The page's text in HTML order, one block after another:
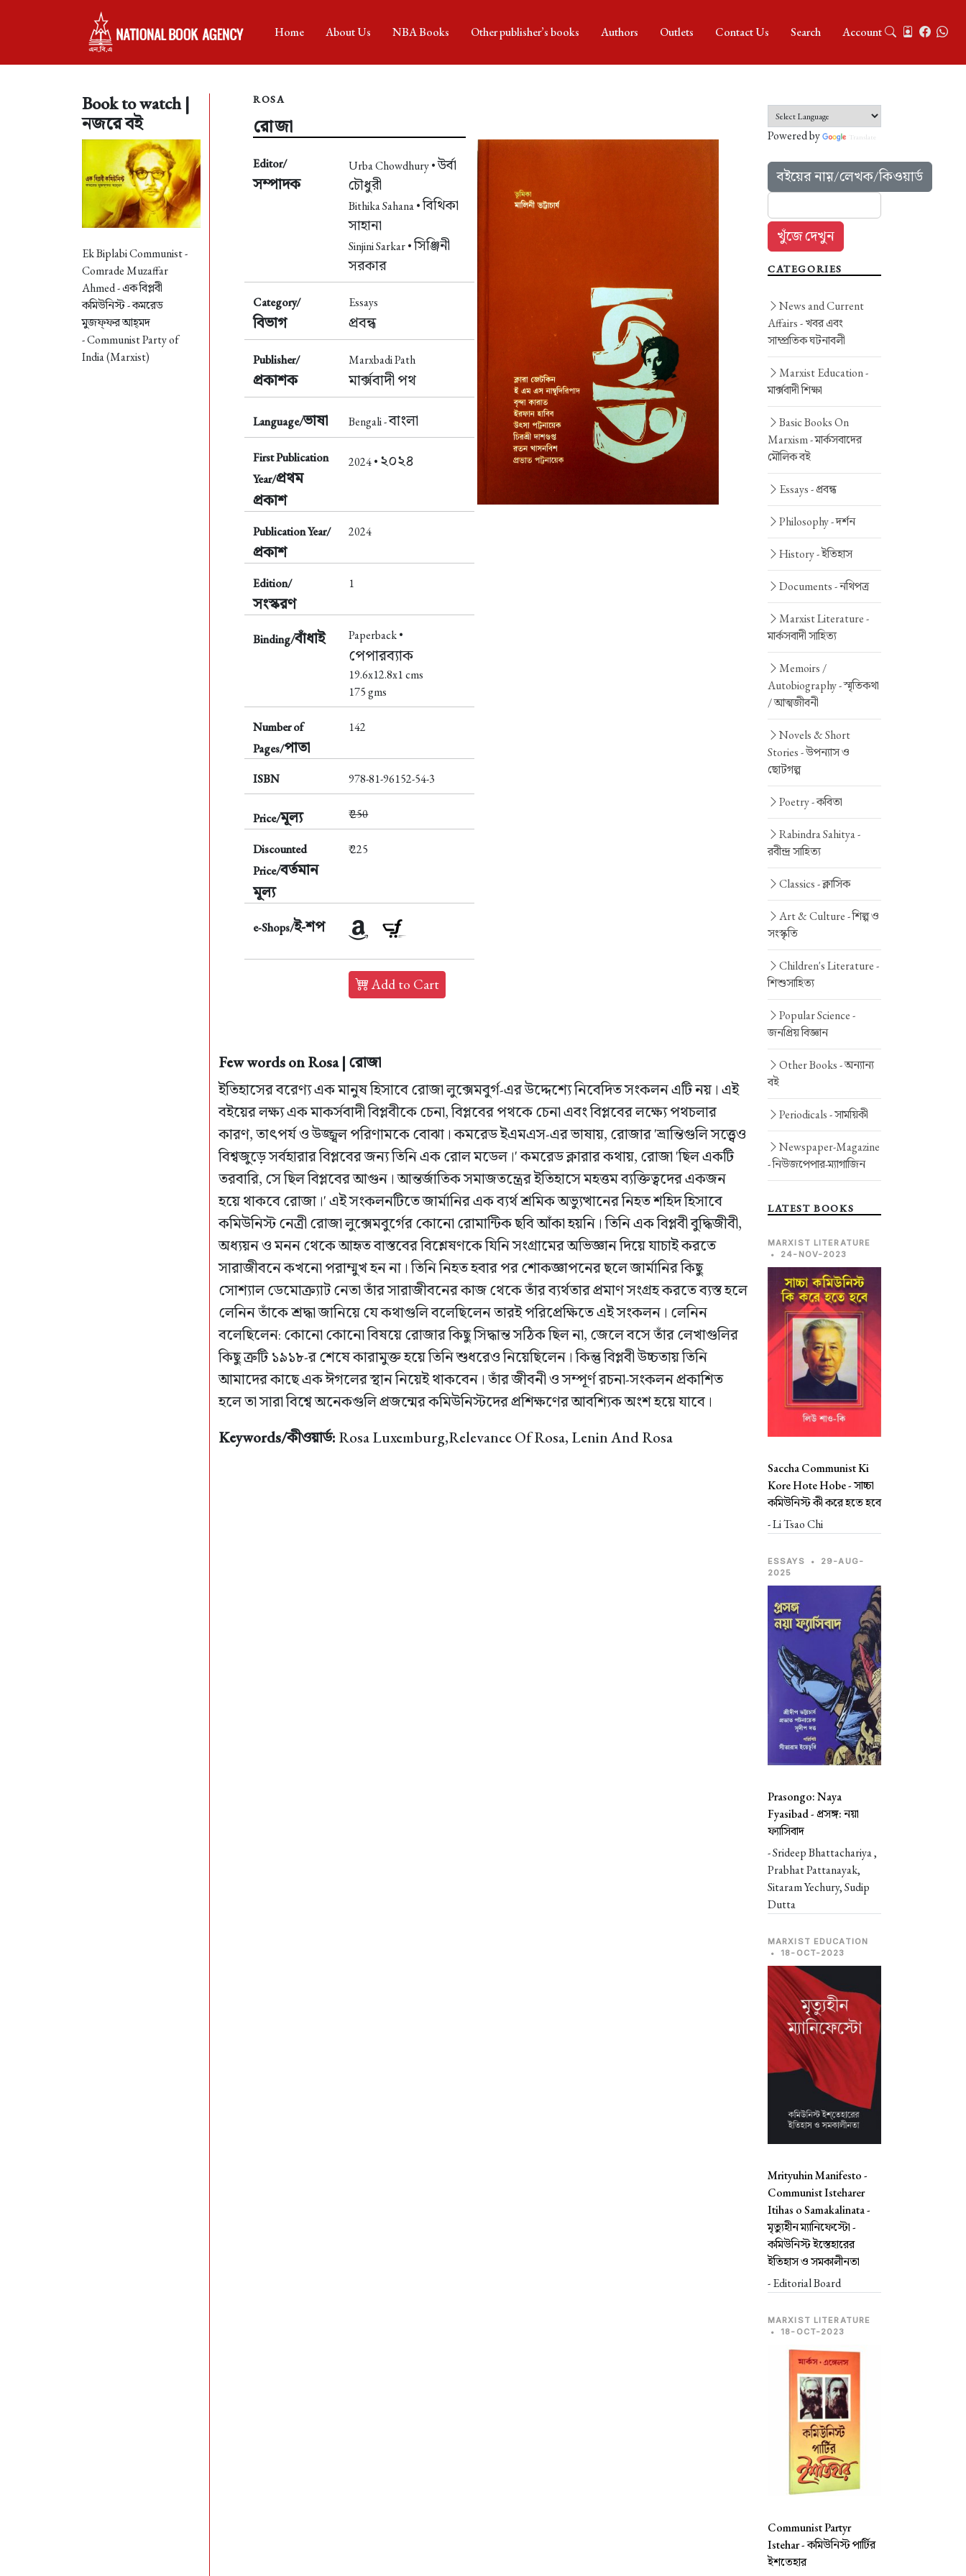
Home About Us NBA Books Other publisher’s books Authors Outlets Contact Us Search Account
Book to watch |
নজরে বই
Ek Biplabi Communist -
Comrade Muzaffar
Ahmed -এক বিপ্লবী
কমিউনিস্ট - কমরেড
মুজফ্‌ফর আহ্‌মদ
- Communist Party of
India (Marxist)
ROSA
রোজা
Editor/
সম্পাদক
Urba Chowdhury •উর্বা
চৌধুরী
Bithika Sahana •বিথিকা
সাহানা
Sinjini Sarkar •সিঞ্জিনী
সরকার
Category/
বিভাগ
Essays
প্রবন্ধ
Publisher/
প্রকাশক
Marxbadi Path
মার্ক্সবাদী পথ
Language/ভাষা Bengali -বাংলা
First Publication
Year/প্রথম
প্রকাশ
2024 • ২০২৪
Publication Year/
প্রকাশ
2024
Edition/
সংস্করণ
1
Binding/বাঁধাই Paperback •
পেপারব্যাক
19.6x12.8x1 cms
175 gms
Number of
Pages/পাতা
142
ISBN 978-81-96152-54-3
Price/মূল্য ₹250
Discounted
Price/বর্তমান
মূল্য
₹ 225
e-Shops/ই-শপ
Add to Cart
Few words on Rosa | রোজা
ইতিহাসের বরেণ্য এক মানুষ হিসাবে রোজা লুক্সেমবুর্গ-এর উদ্দেশ্যে নিবেদিত সংকলন এটি নয়। এই
বইয়ের লক্ষ্য এক মাকর্সবাদী বিপ্লবীকে চেনা, বিপ্লবের পথকে চেনা এবং বিপ্লবের লক্ষ্যে পথচলার
কারণ, তাৎপর্য ও উজ্জ্বল পরিণামকে বোঝা। কমরেড ইএমএস-এর ভাষায়, রোজার 'ভ্রান্তিগুলি সত্ত্বেও
বিশ্বজুড়ে সর্বহারার বিপ্লবের জন্য তিনি এক রোল মডেল।' কমরেড ক্লারার কথায়, রোজা 'ছিল একটি
তরবারি, সে ছিল বিপ্লবের আগুন। আন্তর্জাতিক সমাজতন্ত্রের ইতিহাসে মহত্তম ব্যক্তিত্বদের একজন
হয়ে থাকবে রোজা।' এই সংকলনটিতে জার্মানির এক ব্যর্থ শ্রমিক অভ্যুত্থানের নিহত শহিদ হিসাবে
কমিউনিস্ট নেত্রী রোজা লুক্সেমবুর্গের কোনো রোমান্টিক ছবি আঁকা হয়নি। তিনি এক বিপ্লবী বুদ্ধিজীবী,
অধ্যয়ন ও মনন থেকে আহৃত বাস্তবের বিশ্লেষণকে যিনি সংগ্রামের অভিজ্ঞান দিয়ে যাচাই করতে
সারাজীবনে কখনো পরাম্মুখ হন না। তিনি নিহত হবার পর শোকজ্ঞাপনের ছলে জার্মানির কিছু
সোশ্যাল ডেমোক্র্যাট নেতা তাঁর সারাজীবনের কাজ থেকে তাঁর ব্যর্থতার প্রমাণ সংগ্রহ করতে ব্যস্ত হলে
লেনিন তাঁকে শ্রদ্ধা জানিয়ে যে কথাগুলি বলেছিলেন তারই পরিপ্রেক্ষিতে এই সংকলন। লেনিন
বলেছিলেন: কোনো কোনো বিষয়ে রোজার কিছু সিদ্ধান্ত সঠিক ছিল না, জেলে বসে তাঁর লেখাগুলির
কিছু ত্রুটি ১৯১৮-র শেষে কারামুক্ত হয়ে তিনি শুধরেও নিয়েছিলেন। কিন্তু বিপ্লবী উচ্চতায় তিনি
আমাদের কাছে এক ঈগলের স্থান নিয়েই থাকবেন। তাঁর জীবনী ও সম্পূর্ণ রচনা-সংকলন প্রকাশিত
হলে তা সারা বিশ্বে অনেকগুলি প্রজন্মের কমিউনিস্টদের প্রশিক্ষণের আবশ্যিক অংশ হয়ে যাবে।
Keywords/কীওয়ার্ড: Rosa Luxemburg,Relevance Of Rosa, Lenin And Rosa
Powered by Translate
বইয়ের নাম়/লেখক/কিওয়ার্ড
CATEGORIES
News and Current
Affairs -খবর এবং
সাম্প্রতিক ঘটনাবলী
Marxist Education -
মার্ক্সবাদী শিক্ষা
Basic Books On
Marxism -মার্কসবাদের
মৌলিক বই
Essays -প্রবন্ধ
Philosophy -দর্শন
History -ইতিহাস
Documents -নথিপত্র
Marxist Literature -
মার্কসবাদী সাহিত্য
Memoirs /
Autobiography -স্মৃতিকথা
/ আত্মজীবনী
Novels & Short
Stories -উপন্যাস ও
ছোটগল্প
Poetry -কবিতা
Rabindra Sahitya -
রবীন্দ্র সাহিত্য
Classics -ক্লাসিক
Art & Culture -শিল্প ও
সংস্কৃতি
Children's Literature -
শিশুসাহিত্য
Popular Science -
জনপ্রিয় বিজ্ঞান
Other Books -অন্যান্য
বই
Periodicals -সাময়িকী
Newspaper-Magazine
-নিউজপেপার-ম্যাগাজিন
LATEST BOOKS
MARXIST LITERATURE
•
24-NOV-2023
Saccha Communist Ki
Kore Hote Hobe -সাচ্চা
কমিউনিস্ট কী করে হতে হবে
- Li Tsao Chi
ESSAYS •
29-AUG-
2025
Prasongo: Naya
Fyasibad -প্রসঙ্গ: নয়া
ফ্যাসিবাদ
- Srideep Bhattachariya ,
Prabhat Pattanayak,
Sitaram Yechury, Sudip
Dutta
MARXIST EDUCATION
•
18-OCT-2023
Mrityuhin Manifesto -
Communist Isteharer
Itihas o Samakalinata -
মৃত্যুহীন ম্যানিফেস্টো -
কমিউনিস্ট ইস্তেহারের
ইতিহাস ও সমকালীনতা
- Editorial Board
MARXIST LITERATURE
•
18-OCT-2023
Communist Partyr
Istehar -কমিউনিস্ট পার্টির
ইশতেহার